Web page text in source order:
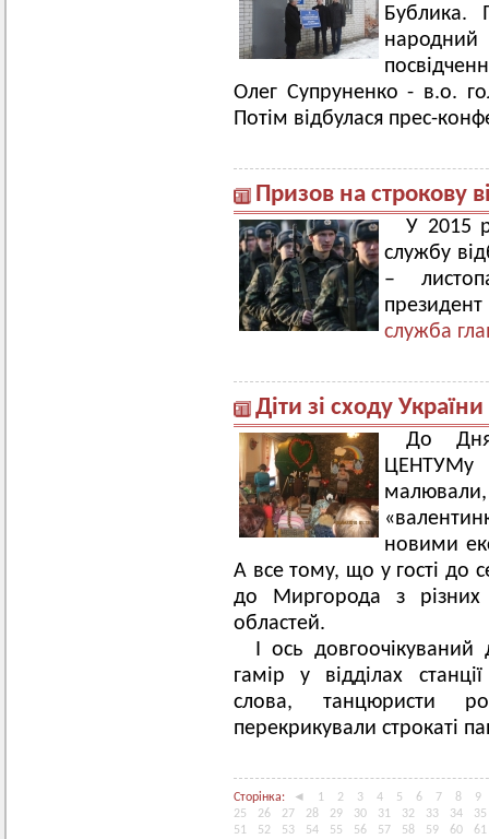
Бублика.
Олег Супруненко - в.о.
Потім відбулася прес-
Призов на строкову
У 2015
службу
–
служба
Діти зі сходу
До Дня
ЦЕНТУМу
новими
А все тому, що у гості до
до Миргорода з різних
областей.
І ось
гамір у відділах
слова, танцюристи
перекрикували строкаті
Сторінка: ◄ 1 2 3 4 5 6 7 8
9
25
26 27 28 29 30 31 32 33 34
35
51
52 53 54 55 56 57 58 59 60
61